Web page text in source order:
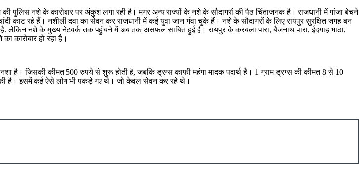
पुलिस नशे के कारोबार पर अंकुश लगा रही है। मगर अन्य राज्यों के नशे के सौदागरों की पैठ चिंताजनक है। राजधानी में गांजा बेचने
काट रहे हैं। नशीली दवा का सेवन कर राजधानी में कई युवा जान गंवा चुके हैं। नशे के सौदागरों के लिए रायपुर सुरक्षित जगह बन
लेकिन नशे के मुख्य नेटवर्क तक पहुंचने में अब तक असफल साबित हुई है। रायपुर के करबला पारा, बैजनाथ पारा, ईदगाह भाठा,
कारोबार हो रहा है।
है। जिसकी कीमत 500 रुपये से शुरू होती है, जबकि ड्रग्स काफी महंगा मादक पदार्थ है। 1 ग्राम ड्रग्स की कीमत 8 से 10
है। इसमें कई ऐसे लोग भी पकड़े गए थे। जो केवल सेवन कर रहे थे।